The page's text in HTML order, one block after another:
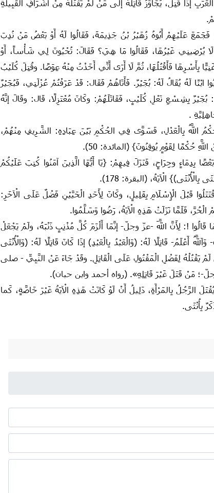
إذَا قُتِلَ، يُجَاوَزُ قَاتِلُهُ إلَى مَنْ لَمْ يَقْتُلْهُ مِنْ أَشْرَافِ الْقَبِيلَةِ
أَبُوهُ زُهَيْرُ بْنُ جَذِيمَةَ، فَقَالُوا لَهُ أَوْ بَعْضُ مَنْ نُدِبَ
غَيْرُهَا، فَقَالُوا مَا هِيَ‏؟‏ فَقَالَ:‏ تُحْيُونَ لِي شَأْساً،‏ أَوْ
بِأَسْرِهَا فَأَقْتُلُهَا،‏ ثُمَّ لَا أَرَى أَنِّي أَخَذْتُ‏ مِنْهُ‏ عِوَضًا.‏ وقُتِلَ كُلَيْبُ
ابْنًا لَهُ يُقَالُ لَهُ:‏ بُجَيْرٌ‏.‏ فَأَتَاهُمْ فَقَال‏:‏ قَدْ عَرَفْتُمْ عُزْلَتِي،‏ فَبُجَيْرٌ
بُجَيْرٌ بِشِسْعِ‏ نَعْلِ‏ كُلَيْبٍ، فَقَاتَلَهُمْ:‏ وكَانَ مُعْتَزِلًا، قَال‏:‏ وقَالَ إنَّهُ
‏.‏
بِالْعَدْلِ، فَسَوَّى فِي الحُكْمِ بَيْنَ عِبَادِهِ‏:‏ الشَّرِيفِ مِنْهُمْ،‏
حُكْمًا لِقَوْمٍ يُوقِنُونَ} (المائدة: 50‏).‏
وجِرَاحٍ، فَنَزَلَ فِيهِمْ‏:‏ ‏{يَا أَيُّهَا الَّذِينَ آمَنُوا كُتِبَ عَلَيْكُمْ
الْآيَةُ، (البقرة: 178).‏
قَبْلَ الْإِسْلَامِ بِقَلِيلٍ، وكَانَ لِأَحَدِ الْحَيَّيْنِ فَضْلٌ عَلَى الْآخَرِ‏:‏
الْحُرَّ، فَلَمَّا نَزَلَتْ هَذِهِ الْآيَةُ، رَضُوا وَسَلَّمُوا‏.‏
!:‏ لِأَنَّ اللَّهَ ‏-عزّ وجلّ-‏ إنَّمَا أَلْزَمَ كُلَّ مُذْنِبٍ ذَنْبَهُ، ولَمْ يَجْعَلْ
أَعْلَمُ-‏ قَاتِلًا لَهُ:‏ ‏(‏وَالْعَبْدُ بِالْعَبْدِ)‏ إذَا كَانَ قَاتِلًا لَهُ:‏ ‏(‏وَالْأُنْثَى
‏لَمْ ‏يَقْتُلْهُ لِفَضْلِ الْمَقْتُولِ عَلَى الْقَاتِلِ. وقَدْ جَاءَ عَنْ النَّبِيِّ - صلى
؛ مَنْ قَتَلَ غَيْرَ قَاتِلِهِ»‏.‏ ‏(رواه أحمد وابن حبان).
بِالمَرْأَةِ،‏ دَلِيلُ أَنْ لَوْ كَانَتْ هَذِهِ الْآيَةُ غَيْرَ خَاصَّةٍ، كَما
بِأُنْثَى.‏